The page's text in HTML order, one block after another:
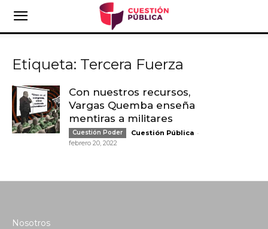
Etiqueta: Tercera Fuerza
Con nuestros recursos,
Vargas Quemba enseña
mentiras a militares
Cuestión Poder Cuestión Pública -
febrero 20, 2022
Nosotros